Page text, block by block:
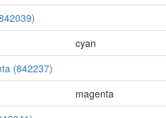
cyan
(842237)
magenta